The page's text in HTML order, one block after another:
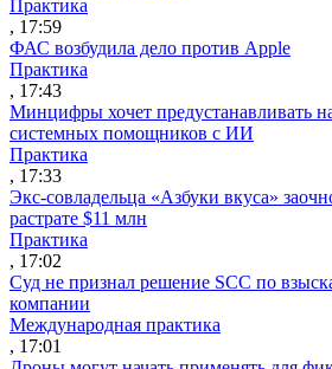
Практика
, 17:59
ФАС возбудила дело против Apple
Практика
, 17:43
Минцифры хочет предустанавливать
системных помощников с ИИ
Практика
, 17:33
Экс-совладельца «Азбуки вкуса»
растрате $11 млн
Практика
, 17:02
Суд не признал решение SCC по
компании
Международная практика
, 17:01